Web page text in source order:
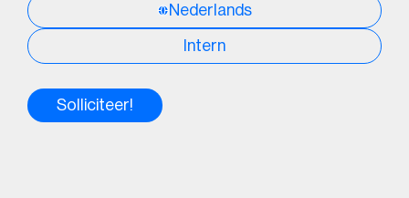
Nederlands
Intern
Solliciteer!